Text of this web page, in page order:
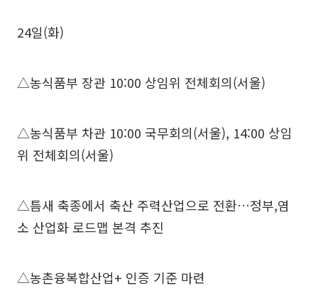
24일(화)
△농식품부 장관 10:00 상임위 전체회의(서울)
△농식품부 차관 10:00 국무회의(서울), 14:00 상임
위 전체회의(서울)
△틈새 축종에서 축산 주력산업으로 전환…정부,염
소 산업화 로드맵 본격 추진
△농촌융복합산업+ 인증 기준 마련